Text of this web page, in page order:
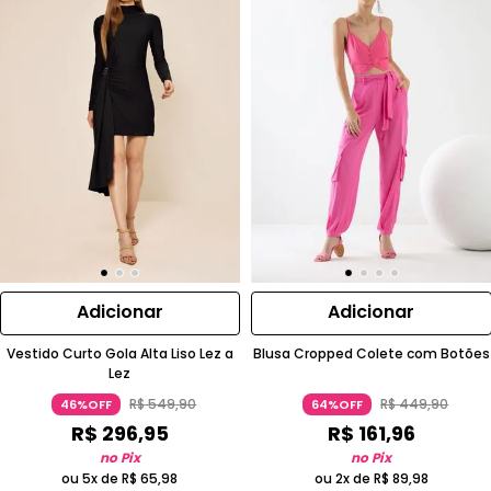
Adicionar
Vestido Curto Gola Alta Liso Lez a
Lez
46%OFF R$549,90
R$ 296,95
no Pix
ou 5x deR$ 65,98
Adicionar
Blusa Cropped Colete com Botões
64%OFF R$449,90
R$ 161,96
no Pix
ou 2x de R$ 89,98